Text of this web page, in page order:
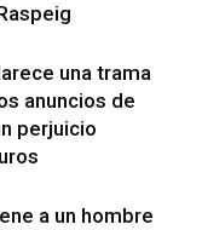
una trama
anuncios de
perjuicio
a un hombre